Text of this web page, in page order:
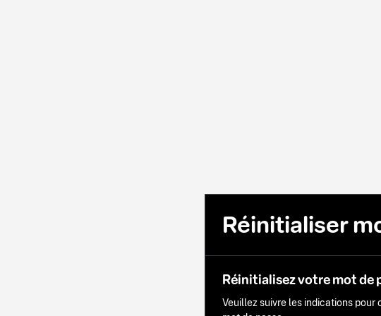
Réinitialiser
Réinitialisez votre mot de
Veuillez suivre les indications